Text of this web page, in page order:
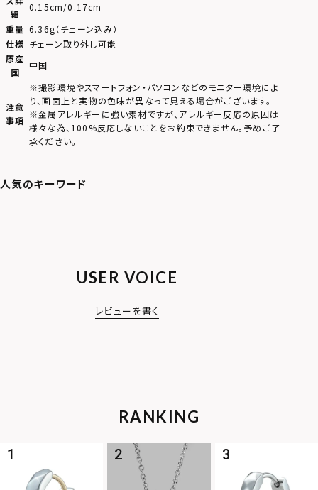
細
0.15cm/0.17cm
重量 6.36g（チェーン込み）
仕様 チェーン取り外し可能
原産
国
中国
注意
事項
※撮影環境やスマートフォン・パソコンなどのモニター環境によ
り、画面上と実物の色味が異なって見える場合がございます。
※金属アレルギーに強い素材ですが、アレルギー反応の原因は
様々な為、100%反応しないことをお約束できません。予めご了
承ください。
USER VOICE
レビューを書く
RANKING